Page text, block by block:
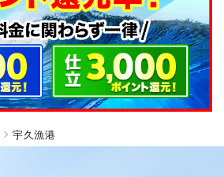
宇久漁港